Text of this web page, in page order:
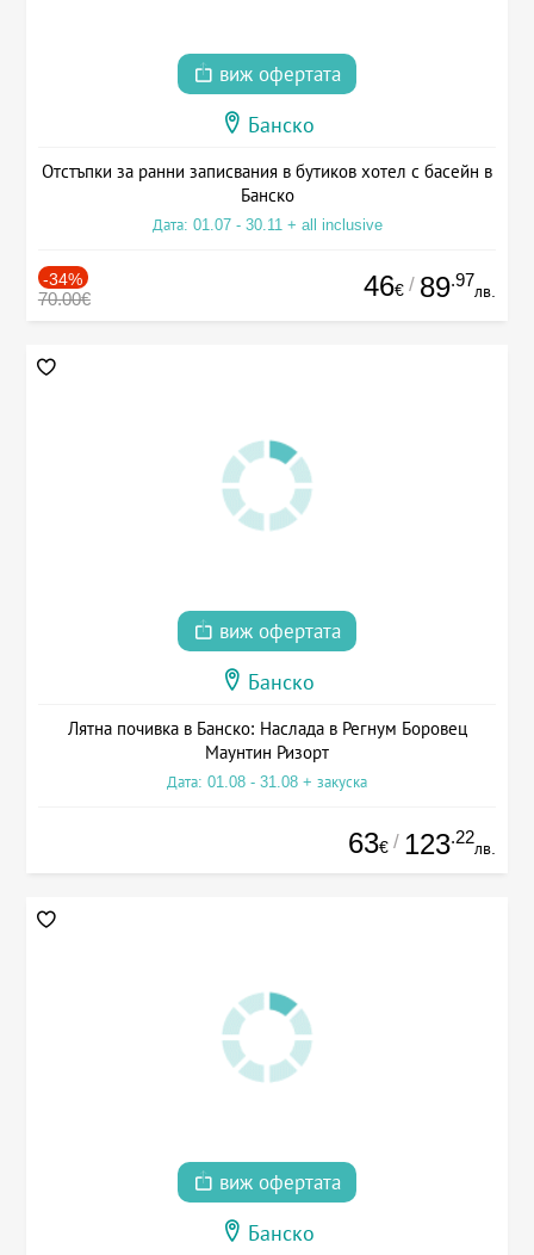
виж офертата
Банско
Отстъпки за ранни записвания в бутиков хотел с басейн в
Банско
Дата: 01.07 - 30.11 + all inclusive
-34%
70.00€ 46€ / 89.97
лв.
виж офертата
Банско
Лятна почивка в Банско: Наслада в Регнум Боровец
Маунтин Ризорт
Дата: 01.08 - 31.08 + закуска
63€ / 123.22
лв.
виж офертата
Банско